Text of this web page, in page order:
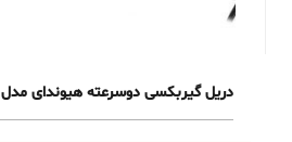
دریل گیربکسی دوسرعته هیوندای مدل HP113-ID